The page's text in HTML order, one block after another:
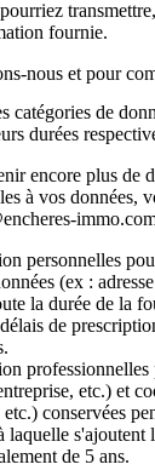
fournie.
nous et pour
catégories de
durées
encore plus de
à vos données,
personnelles
(ex :
la durée de la
de
professionnelles
etc.) et
conservées
laquelle s'ajoutent
de 5 ans.